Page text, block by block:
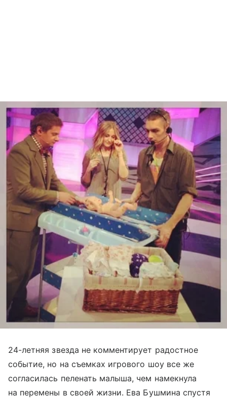
24-летняя звезда не комментирует радостное
событие, но на съемках игрового шоу все же
согласилась пеленать малыша, чем намекнула
на перемены в своей жизни. Ева Бушмина спустя